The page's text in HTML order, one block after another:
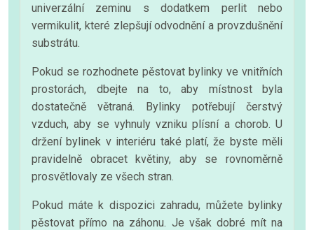
univerzální zeminu s dodatkem perlit nebo
vermikulit, které zlepšují odvodnění a provzdušnění
substrátu.
Pokud se rozhodnete pěstovat bylinky ve vnitřních
prostorách, dbejte na to, aby místnost byla
dostatečně větraná. Bylinky potřebují čerstvý
vzduch, aby se vyhnuly vzniku plísní a chorob. U
držení bylinek v interiéru také platí, že byste měli
pravidelně obracet květiny, aby se rovnoměrně
prosvětlovaly ze všech stran.
Pokud máte k dispozici zahradu, můžete bylinky
pěstovat přímo na záhonu. Je však dobré mít na